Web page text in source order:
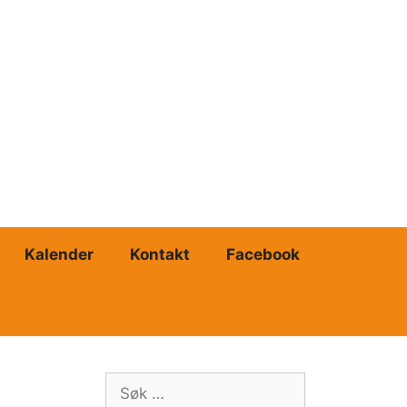
Kalender Kontakt Facebook
Søk